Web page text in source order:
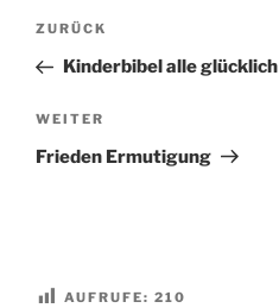
Beitragsnavigation
Vorheriger
Beitrag
ZURÜCK
Kinderbibel alle glücklich
Nächster
Beitrag
WEITER
Frieden Ermutigung
AUFRUFE: 210